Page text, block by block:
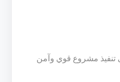
تنفيذ مشروع قوي وآمن